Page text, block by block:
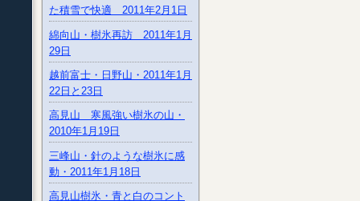
た積雪で快適 2011年2月1日
綿向山・樹氷再訪 2011年1月
29日
越前富士・日野山・2011年1月
22日と23日
高見山 寒風強い樹氷の山・
2010年1月19日
三峰山・針のような樹氷に感
動・2011年1月18日
高見山樹氷・青と白のコント